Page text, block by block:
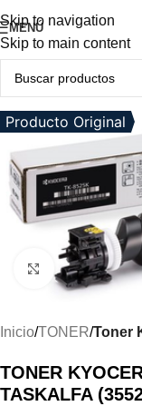
Skip to navigation
Skip to main content
MENÚ
Producto Original
Clic para
Inicio TONER Toner
TONER
TASKALFA